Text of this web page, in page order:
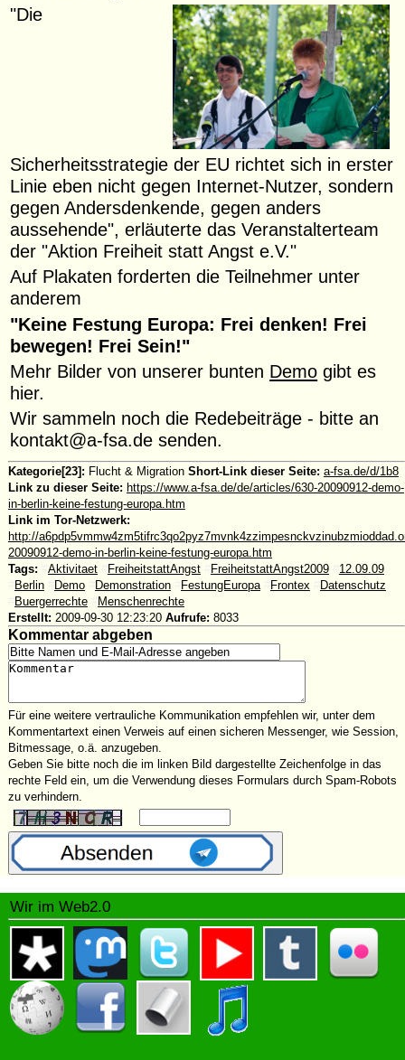
"Die
Sicherheitsstrategie der EU richtet sich in erster
Linie eben nicht gegen Internet-Nutzer, sondern
gegen Andersdenkende, gegen anders
aussehende", erläuterte das Veranstalterteam
der "Aktion Freiheit statt Angst e.V."
Auf Plakaten forderten die Teilnehmer unter
anderem
"Keine Festung Europa: Frei denken! Frei
bewegen! Frei Sein!"
Mehr Bilder von unserer bunten Demo gibt es
hier.
Wir sammeln noch die Redebeiträge - bitte an
kontakt@a-fsa.de senden.
Kategorie[23]: Flucht & Migration Short-Link dieser Seite: a-fsa.de/d/1b8
Link zu dieser Seite: https://www.a-fsa.de/de/articles/630-20090912-demo-
in-berlin-keine-festung-europa.htm
Link im Tor-Netzwerk:
http://
20090912-demo-in-berlin-keine-festung-europa.htm
Tags:
Aktivitaet FreiheitstattAngst FreiheitstattAngst2009
12.09.09
Berlin Demo Demonstration FestungEuropa Frontex
Datenschutz
Buergerrechte
Menschenrechte
Erstellt: 2009-09-30 12:23:20 Aufrufe: 8033
Kommentar abgeben
Für eine weitere vertrauliche Kommunikation empfehlen wir, unter dem
Kommentartext einen Verweis auf einen sicheren Messenger, wie Session,
Bitmessage, o.ä. anzugeben.
Geben Sie bitte noch die im linken Bild dargestellte Zeichenfolge in das
rechte Feld ein, um die Verwendung dieses Formulars durch Spam-Robots
zu verhindern.
Wir im Web2.0